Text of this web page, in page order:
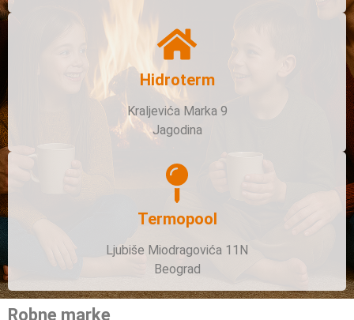
Hidroterm
Kraljevića Marka 9
Jagodina
Termopool
Ljubiše Miodragovića 11N
Beograd
Robne marke